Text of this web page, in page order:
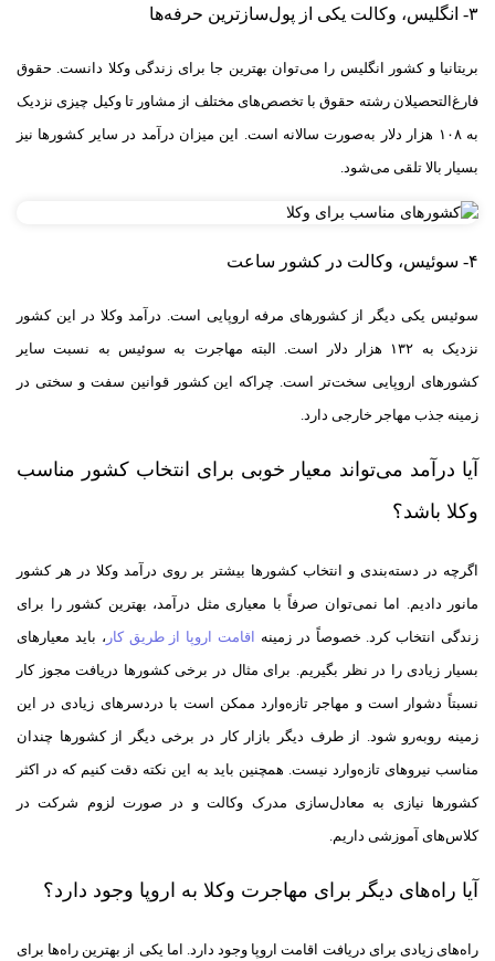
۳- انگلیس، وکالت یکی از پول‌سازترین حرفه‌ها
بریتانیا و کشور انگلیس را می‌توان بهترین جا برای زندگی وکلا دانست. حقوق
فارغ‌التحصیلان رشته حقوق با تخصص‌های مختلف از مشاور تا وکیل چیزی نزدیک
به ۱۰۸ هزار دلار به‌صورت سالانه است. این میزان درآمد در سایر کشورها نیز
بسیار بالا تلقی می‌شود.
۴- سوئیس، وکالت در کشور ساعت
سوئیس یکی دیگر از کشورهای مرفه اروپایی است. درآمد وکلا در این کشور
نزدیک به ۱۳۲ هزار دلار است. البته مهاجرت به سوئیس به نسبت سایر
کشورهای اروپایی سخت‌تر است. چراکه این کشور قوانین سفت و سختی در
زمینه جذب مهاجر خارجی دارد.
آیا درآمد می‌تواند معیار خوبی برای انتخاب کشور مناسب
وکلا باشد؟
اگرچه در دسته‌بندی و انتخاب کشورها بیشتر بر روی درآمد وکلا در هر کشور
مانور دادیم. اما نمی‌توان صرفاً با معیاری مثل درآمد، بهترین کشور را برای
زندگی انتخاب کرد. خصوصاً در زمینه
اقامت اروپا از طریق کار ، باید معیارهای
بسیار زیادی را در نظر بگیریم. برای مثال در برخی کشورها دریافت مجوز کار
نسبتاً دشوار است و مهاجر تازه‌وارد ممکن است با دردسرهای زیادی در این
زمینه روبه‌رو شود. از طرف دیگر بازار کار در برخی دیگر از کشورها چندان
مناسب نیروهای تازه‌وارد نیست. همچنین باید به این نکته دقت کنیم که در اکثر
کشورها نیازی به معادل‌سازی مدرک وکالت و در صورت لزوم شرکت در
کلاس‌های آموزشی داریم.
آیا راه‌های دیگر برای مهاجرت وکلا به اروپا وجود دارد؟
راه‌های زیادی برای دریافت اقامت اروپا وجود دارد. اما یکی از بهترین راه‌ها برای